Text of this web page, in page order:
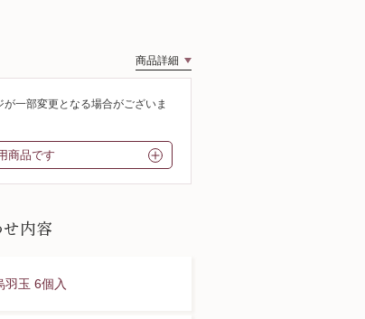
商品詳細
が一部変更となる場合がございま
商品です
内容
羽玉 6個入